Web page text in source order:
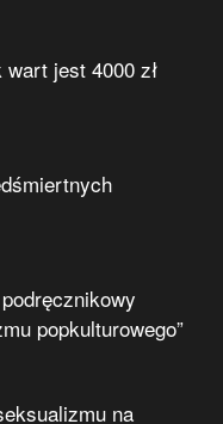
jest 4000 zł
popkulturowego”
na